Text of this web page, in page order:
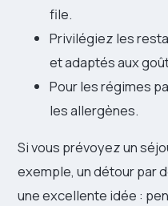
file.
Privilégiez les
et adaptés aux
Pour les régimes
les allergènes.
Si vous prévoyez un
exemple, un détour par
une excellente idée :